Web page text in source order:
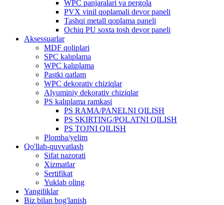
WPC panjaralari va pergola
PVX vinil qoplamali devor paneli
Tashqi metall qoplama paneli
Ochiq PU soxta tosh devor paneli
Aksessuarlar
MDF qoliplari
SPC kalıplama
WPC kalıplama
Pastki qatlam
WPC dekorativ chiziqlar
Alyuminiy dekorativ chiziqlar
PS kalıplama ramkasi
PS RAMA/PANELNI QILISH
PS SKIRTING/POLATNI QILISH
PS TOJNI QILISH
Plomba/yelim
Qo'llab-quvvatlash
Sifat nazorati
Xizmatlar
Sertifikat
Yuklab oling
Yangiliklar
Biz bilan bog'lanish